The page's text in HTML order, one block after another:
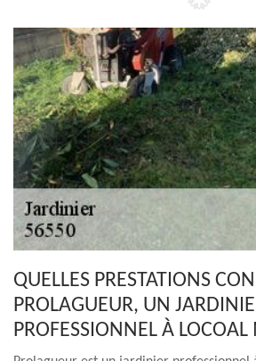
QUELLES PRESTATIONS
PROLAGUEUR, UN
PROFESSIONNEL À